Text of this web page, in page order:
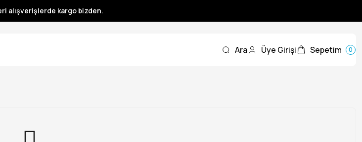
alışverişlerde kargo bizden.
Ara Üye Girişi Sepetim 0